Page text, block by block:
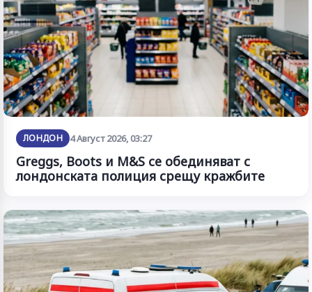
ЛОНДОН 4 Август 2026, 03:27
Greggs, Boots и M&S се обединяват с
лондонската полиция срещу кражбите